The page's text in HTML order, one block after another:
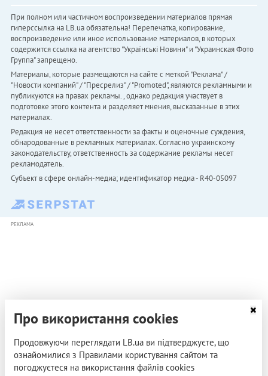
При полном или частичном воспроизведении материалов прямая
гиперссылка на LB.ua обязательна! Перепечатка, копирование,
воспроизведение или иное использование материалов, в которых
содержится ссылка на агентство "Українськi Новини" и "Украинская Фото
Группа" запрещено.
Материалы, которые размещаются на сайте с меткой "Реклама" /
"Новости компаний" / "Пресрелиз" / "Promoted", являются рекламными и
публикуются на правах рекламы. , однако редакция участвует в
подготовке этого контента и разделяет мнения, высказанные в этих
материалах.
Редакция не несет ответственности за факты и оценочные суждения,
обнародованные в рекламных материалах. Согласно украинскому
законодательству, ответственность за содержание рекламы несет
рекламодатель.
Субъект в сфере онлайн-медиа; идентификатор медиа - R40-05097
РЕКЛАМА
Про використання cookies
Продовжуючи переглядати LB.ua ви підтверджуєте, що
ознайомилися з Правилами користування сайтом та
погоджуєтеся на використання файлів cookies